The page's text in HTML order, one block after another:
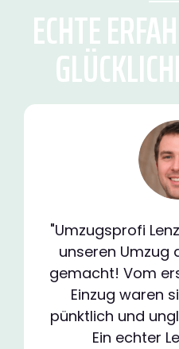
ECHTE
"Umzugsprofi
unseren Umzug
gemacht! Vom
Einzug waren
pünktlich und
Ein echter